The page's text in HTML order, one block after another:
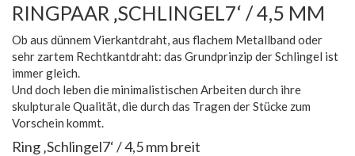
RINGPAAR ‚SCHLINGEL7‘ / 4,5 MM
Ob aus dünnem Vierkantdraht, aus flachem Metallband oder
sehr zartem Rechtkantdraht: das Grundprinzip der Schlingel ist
immer gleich.
Und doch leben die minimalistischen Arbeiten durch ihre
skulpturale Qualität, die durch das Tragen der Stücke zum
Vorschein kommt.
Ring ‚Schlingel7‘ / 4,5 mm breit